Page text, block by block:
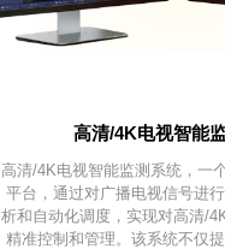
高清/4K电视智能
高清/4K电视智能监测系统，一
平台，通过对广播电视信号进
析和自动化调度，实现对高清/
精准控制和管理。该系统不仅